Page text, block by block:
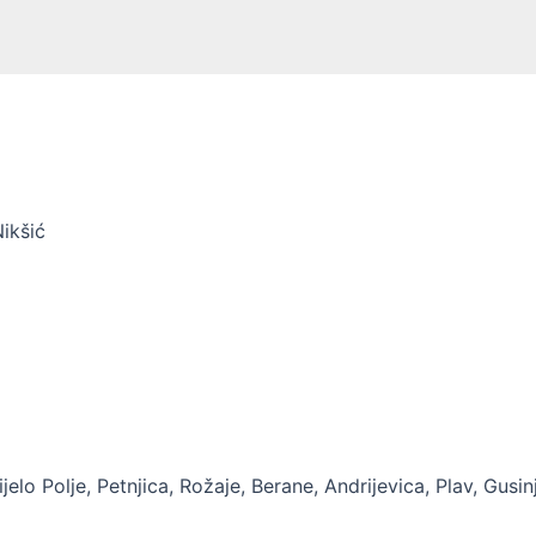
Polje, Petnjica, Rožaje, Berane, Andrijevica, Plav,